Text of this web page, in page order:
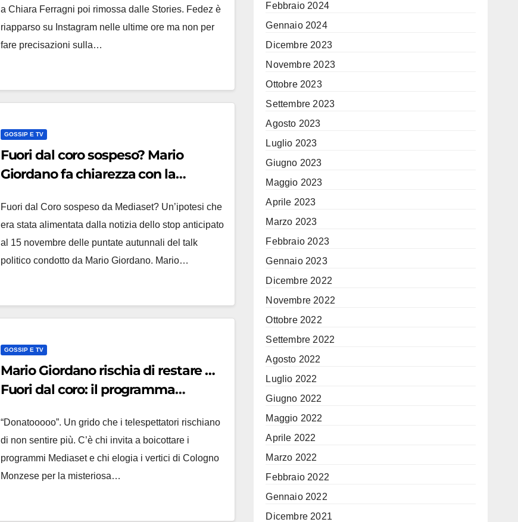
a Chiara Ferragni poi rimossa dalle Stories. Fedez è
riapparso su Instagram nelle ultime ore ma non per
fare precisazioni sulla…
GOSSIP E TV
Fuori dal coro sospeso? Mario
Giordano fa chiarezza con la
Fuori dal Coro sospeso da Mediaset? Un’ipotesi che
era stata alimentata dalla notizia dello stop anticipato
al 15 novembre delle puntate autunnali del talk
politico condotto da Mario Giordano. Mario…
GOSSIP E TV
Mario Giordano rischia di restare …
Fuori dal coro: il programma
“Donatooooo”. Un grido che i telespettatori rischiano
di non sentire più. C’è chi invita a boicottare i
programmi Mediaset e chi elogia i vertici di Cologno
Monzese per la misteriosa…
Febbraio 2024
Gennaio 2024
Dicembre 2023
Novembre 2023
Ottobre 2023
Settembre 2023
Agosto 2023
Luglio 2023
Giugno 2023
Maggio 2023
Aprile 2023
Marzo 2023
Febbraio 2023
Gennaio 2023
Dicembre 2022
Novembre 2022
Ottobre 2022
Settembre 2022
Agosto 2022
Luglio 2022
Giugno 2022
Maggio 2022
Aprile 2022
Marzo 2022
Febbraio 2022
Gennaio 2022
Dicembre 2021